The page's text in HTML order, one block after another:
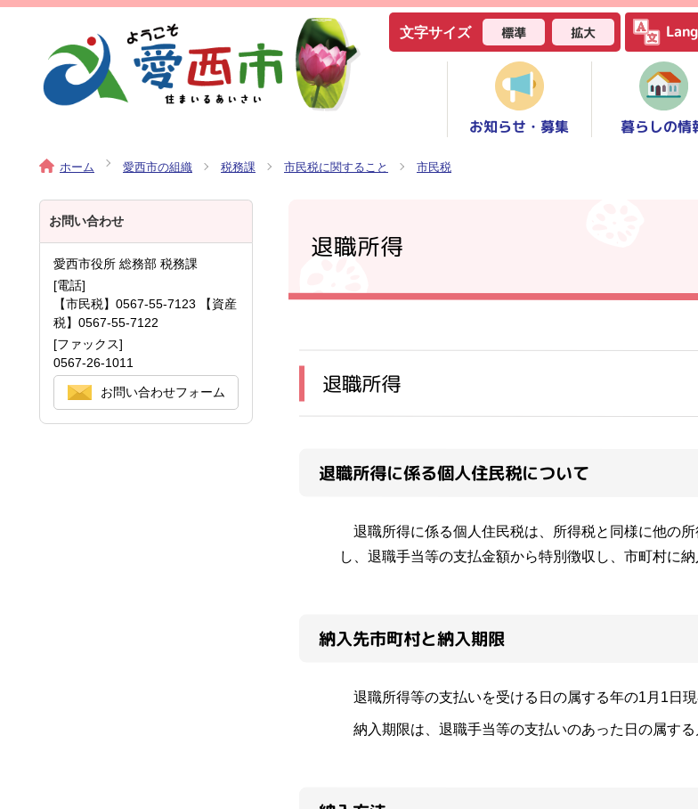
文字サイズ 標準 拡大
お知らせ・募集 暮らしの情
ホーム 愛西市の組織 税務課 市民税に関すること 市民税
退職所得
退職所得
退職所得に係る個人住民税について
退職所得に係る個人住民税は、所得税と同様に他の
し、退職手当等の支払金額から特別徴収し、市町村に納
納入先市町村と納入期限
退職所得等の支払いを受ける日の属する年の1月1日
納入期限は、退職手当等の支払いのあった日の属する
お問い合わせ
愛西市役所 総務部 税務課
[電話]
【市民税】0567-55-7123 【資産
税】0567-55-7122
[ファックス]
0567-26-1011
お問い合わせフォーム